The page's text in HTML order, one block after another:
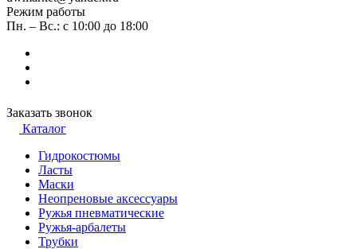
Режим работы
Пн. – Вс.: с 10:00 до 18:00
Заказать звонок
Каталог
Гидрокостюмы
Ласты
Маски
Неопреновые аксессуары
Ружья пневматические
Ружья-арбалеты
Трубки